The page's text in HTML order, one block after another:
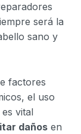
será la
sano y
factores
el uso
vital
daños en